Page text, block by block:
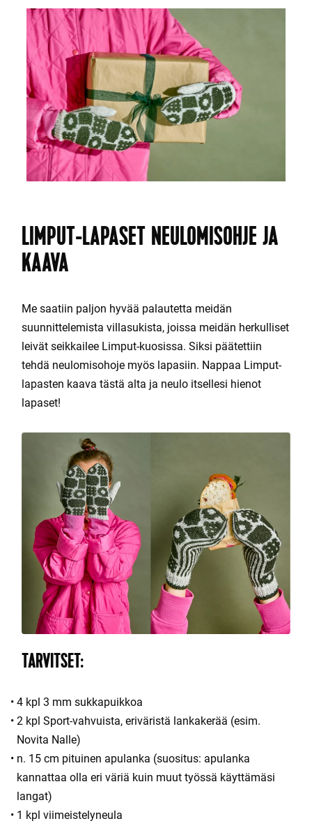
LIMPUT-LAPASET NEULOMISOHJE JA
KAAVA
Me saatiin paljon hyvää palautetta meidän
suunnittelemista villasukista, joissa meidän herkulliset
leivät seikkailee Limput-kuosissa. Siksi päätettiin
tehdä neulomisohoje myös lapasiin. Nappaa Limput-
lapasten kaava tästä alta ja neulo itsellesi hienot
lapaset!
TARVITSET:
4 kpl 3 mm sukkapuikkoa
2 kpl Sport-vahvuista, eriväristä lankakerää (esim.
Novita Nalle)
n. 15 cm pituinen apulanka (suositus: apulanka
kannattaa olla eri väriä kuin muut työssä käyttämäsi
langat)
1 kpl viimeistelyneula